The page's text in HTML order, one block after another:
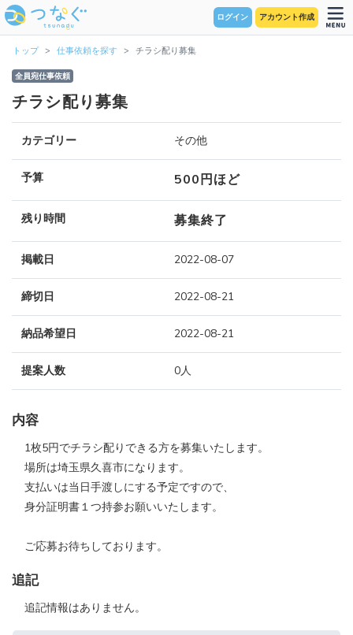
ログイン アカウント作成
トップ 仕事依頼を探す チラシ配り募集
全員宛仕事依頼
チラシ配り募集
カテゴリー その他
予算 500円ほど
残り時間 募集終了
掲載日 2022-08-07
締切日 2022-08-21
納品希望日 2022-08-21
提案人数 0人
内容
1枚5円でチラシ配りできる方を募集いたします。
場所は埼玉県久喜市になります。
支払いは当日手渡しにする予定ですので、
身分証明書１つ持参お願いいたします。
ご応募お待ちしております。
追記
追記情報はありません。